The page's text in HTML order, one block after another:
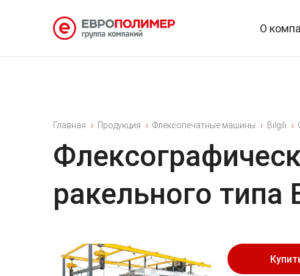
О
Главная Продукция Флексопечатные машины Bilgili
ракельного типа